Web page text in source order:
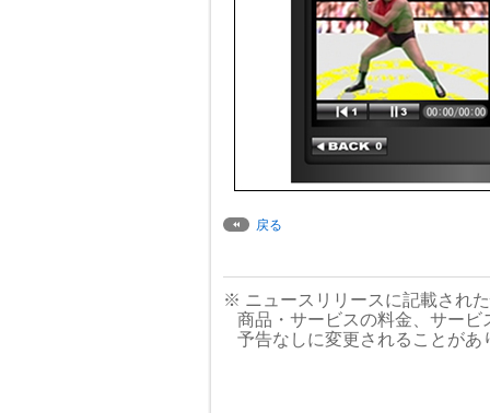
戻る
※ ニュースリリースに記載され
商品・サービスの料金、サー
予告なしに変更されることが